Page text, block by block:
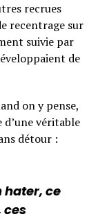
recrues
recentrage sur
suivie par
de
on y pense,
véritable
détour :
hater, ce
ces